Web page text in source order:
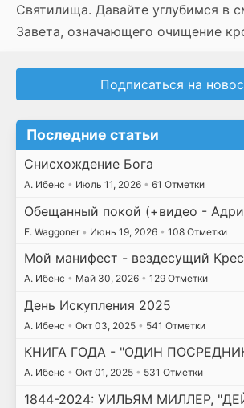
Святилища. Давайте углубимся в
Завета, означающего очищение
Подписаться на
Последние статьи
Снисхождение Бога
А. Ибенс • Июль 11, 2026 • 61 Отметки
Обещанный покой (+видео -
E. Waggoner • Июнь 19, 2026 • 108 Отметки
Мой манифест - вездесущий
А. Ибенс • Май 30, 2026 • 129 Отметки
День Искупления 2025
А. Ибенс • Окт 03, 2025 • 541 Отметки
КНИГА ГОДА - "ОДИН
А. Ибенс • Окт 01, 2025 • 531 Отметки
1844-2024: УИЛЬЯМ МИЛЛЕР,